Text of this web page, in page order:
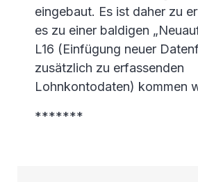
eingebaut. Es ist daher zu
es zu einer baldigen
L16 (Einfügung neuer
zusätzlich zu erfassenden
Lohnkontodaten) kommen
*******